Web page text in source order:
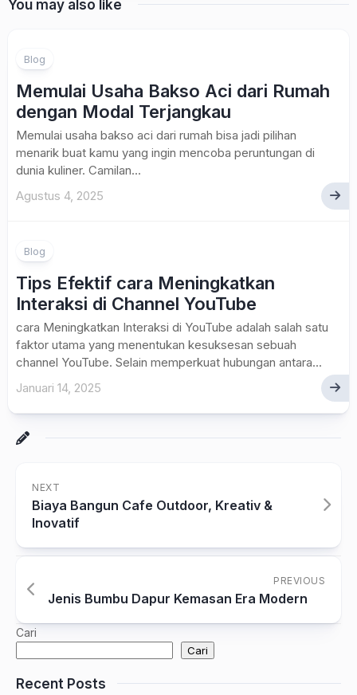
You may also like
Blog
Memulai Usaha Bakso Aci dari Rumah
dengan Modal Terjangkau
Memulai usaha bakso aci dari rumah bisa jadi pilihan
menarik buat kamu yang ingin mencoba peruntungan di
dunia kuliner. Camilan...
Agustus 4, 2025
Blog
Tips Efektif cara Meningkatkan
Interaksi di Channel YouTube
cara Meningkatkan Interaksi di YouTube adalah salah satu
faktor utama yang menentukan kesuksesan sebuah
channel YouTube. Selain memperkuat hubungan antara...
Januari 14, 2025
NEXT
Biaya Bangun Cafe Outdoor, Kreativ &
Inovatif
PREVIOUS
Jenis Bumbu Dapur Kemasan Era Modern
Cari
Cari
Recent Posts